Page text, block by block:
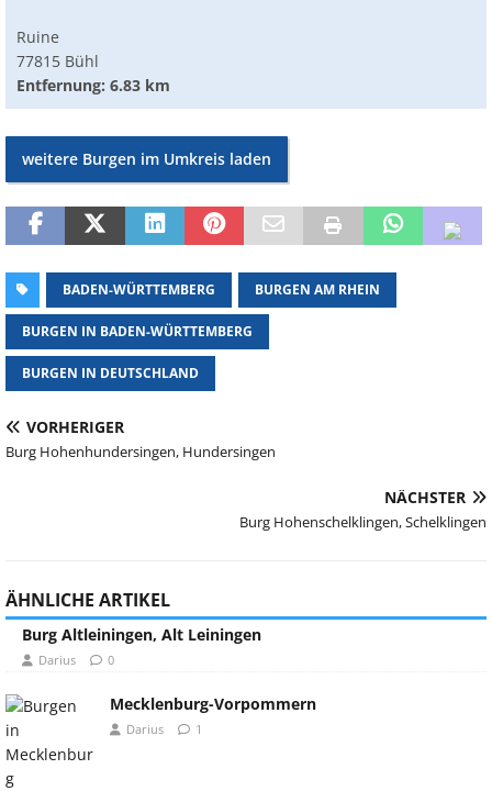
Ruine
77815 Bühl
Entfernung: 6.83 km
weitere Burgen im Umkreis laden
BADEN-WÜRTTEMBERG BURGEN AM RHEIN
BURGEN IN BADEN-WÜRTTEMBERG
BURGEN IN DEUTSCHLAND
VORHERIGER
Burg Hohenhundersingen, Hundersingen
NÄCHSTER
Burg Hohenschelklingen, Schelklingen
ÄHNLICHE ARTIKEL
Burg Altleiningen, Alt Leiningen
Darius 0
Mecklenburg-Vorpommern
Darius 1